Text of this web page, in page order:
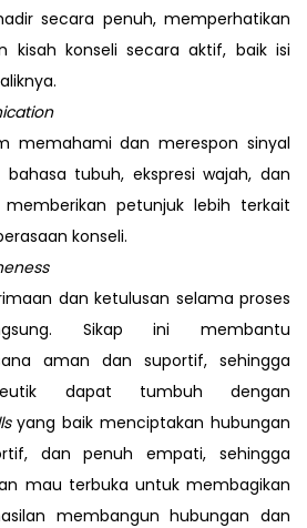
secara penuh, memperhatikan
kisah konseli secara aktif, baik isi
memahami dan merespon sinyal
tubuh, ekspresi wajah, dan
petunjuk lebih terkait
konseli.
dan ketulusan selama proses
Sikap ini membantu
aman dan suportif, sehingga
dapat tumbuh dengan
yang baik menciptakan hubungan
dan penuh empati, sehingga
mau terbuka untuk membagikan
membangun hubungan dan